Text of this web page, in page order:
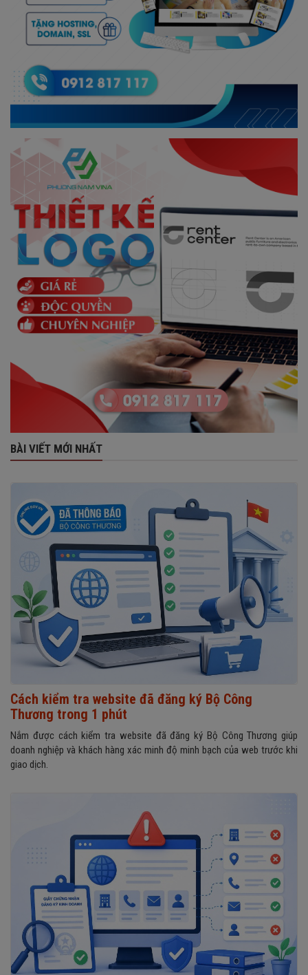
BÀI VIẾT MỚI NHẤT
Cách kiểm tra website đã đăng ký Bộ Công
Thương trong 1 phút
Nắm được cách kiểm tra website đã đăng ký Bộ Công Thương giúp
doanh nghiệp và khách hàng xác minh độ minh bạch của web trước khi
giao dịch.